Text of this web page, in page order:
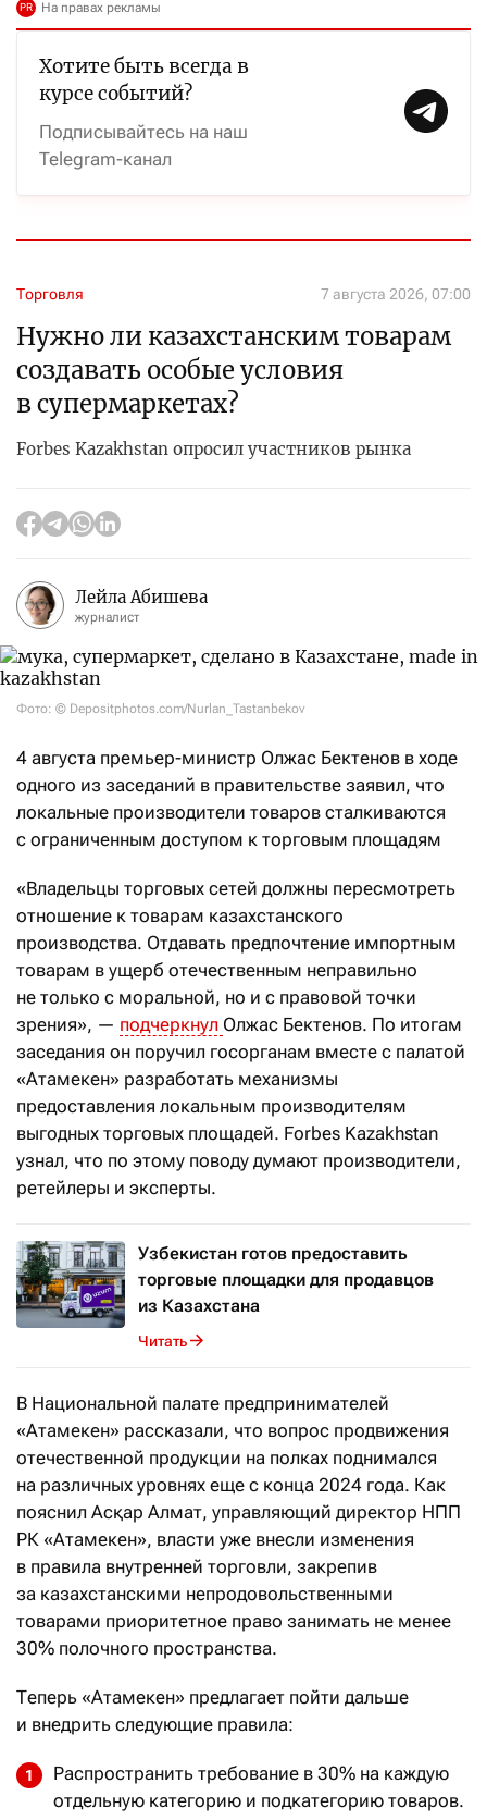
Хотите быть всегда в
курсе событий?
Подписывайтесь на наш
Telegram-канал
Торговля 7 августа 2026, 07:00
Нужно ли казахстанским товарам
создавать особые условия
в супермаркетах?
Forbes Kazakhstan опросил участников рынка
Лейла Абишева
журналист
Фото: © Depositphotos.com/Nurlan_Tastanbekov
4 августа премьер-министр Олжас Бектенов в ходе
одного из заседаний в правительстве заявил, что
локальные производители товаров сталкиваются
с ограниченным доступом к торговым площадям
«Владельцы торговых сетей должны пересмотреть
отношение к товарам казахстанского
производства. Отдавать предпочтение импортным
товарам в ущерб отечественным неправильно
не только с моральной, но и с правовой точки
зрения», — подчеркнул Олжас Бектенов. По итогам
заседания он поручил госорганам вместе с палатой
«Атамекен» разработать механизмы
предоставления локальным производителям
выгодных торговых площадей. Forbes Kazakhstan
узнал, что по этому поводу думают производители,
ретейлеры и эксперты.
Узбекистан готов предоставить
торговые площадки для продавцов
из Казахстана
Читать
В Национальной палате предпринимателей
«Атамекен» рассказали, что вопрос продвижения
отечественной продукции на полках поднимался
на различных уровнях еще с конца 2024 года. Как
пояснил Асқар Алмат, управляющий директор НПП
РК «Атамекен», власти уже внесли изменения
в правила внутренней торговли, закрепив
за казахстанскими непродовольственными
товарами приоритетное право занимать не менее
30% полочного пространства.
Теперь «Атамекен» предлагает пойти дальше
и внедрить следующие правила:
Распространить требование в 30% на каждую
отдельную категорию и подкатегорию товаров.